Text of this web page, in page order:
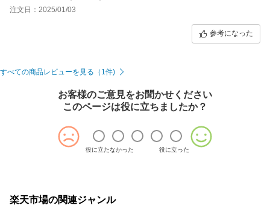
たが，全く気になりません。本革バンドも併せて購入して，冬の
間は付け替えて楽しみたいと思います。数字が見にくいと感じた
ことはありませんが，細かいですので，老眼になったら見えなく
なるかもなあと少し心配しています。長く愛用したいです。
注文日：2025/01/03
参考になった
すべての商品レビューを見る（1件)
お客様のご意見をお聞かせください
このページは役に立ちましたか？
役に立たなかった 役に立った
楽天市場の関連ジャンル